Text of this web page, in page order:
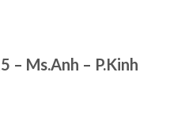
– Ms.Anh – P.Kinh